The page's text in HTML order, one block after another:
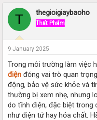
e
d
a
r
t
e
r
r
T thegioigiaybaoho
Thất Phẩm
9 January 2025
Trong môi trường làm việc
điện đóng vai trò quan
động, bảo vệ sức khỏe và
thường bị xem nhẹ, nhưng
do tĩnh điện, đặc biệt trong
như điện tử hay hóa chất.